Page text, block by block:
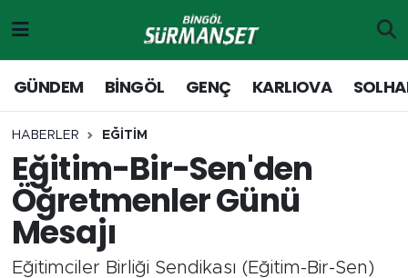
GÜNDEM BİNGÖL GENÇ KARLIOVA
HABERLER EĞİTİM
Eğitim-Bir-Sen'den
Öğretmenler Günü
Mesajı
Eğitimciler Birliği Sendikası (Eğitim-Bir-Sen)
Genç
Solhan
Karlıova
Adaklı-Kiğı
Merkez Hava Durumu
Merkez Trafik Yoğunluk Haritası
Süper Lig Puan Durumu ve Fikstür
Tüm Manşetler